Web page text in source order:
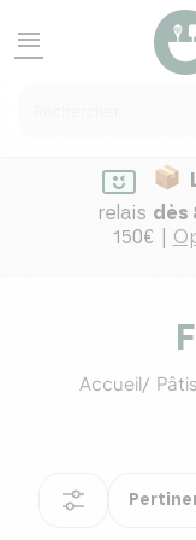
menu
relais dès
150€ |
Accueil